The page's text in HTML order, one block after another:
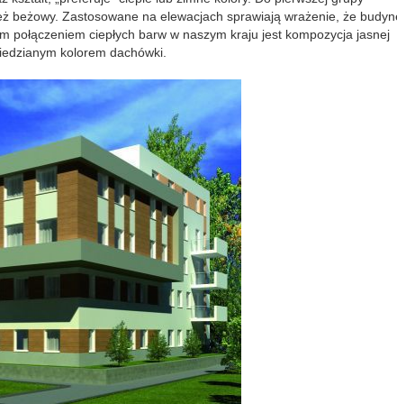
beżowy. Zastosowane na elewacjach sprawiają wrażenie, że
połączeniem ciepłych barw w naszym kraju jest kompozycja jasnej
kolorem dachówki.